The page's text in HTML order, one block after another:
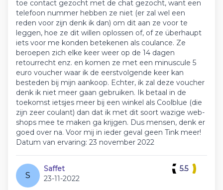
toe contact gezocht met de chat gezocht, want een
telefoon nummer hebben ze niet (er zal wel een
reden voor zijn denk ik dan) om dit aan ze voor te
leggen, hoe ze dit willen oplossen of, of ze überhaupt
iets voor me konden betekenen als coulance. Ze
beroepen zich elke keer weer op de 14 dagen
retourrecht enz. en komen ze met een minuscule 5
euro voucher waar ik de eerstvolgende keer kan
besteden bij mijn aankoop. Echter, ik zal deze voucher
denk ik niet meer gaan gebruiken. Ik betaal in de
toekomst ietsjes meer bij een winkel als Coolblue (die
zijn zeer coulant) dan dat ik met dit soort wazige web-
shops mee te maken ga krijgen. Dus mensen, denk er
goed over na. Voor mij in ieder geval geen Tink meer!
Datum van ervaring: 23 november 2022
S
Saffet
23-11-2022
5.5